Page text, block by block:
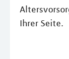
Ihrer Seite.